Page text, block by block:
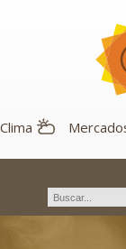
Clima